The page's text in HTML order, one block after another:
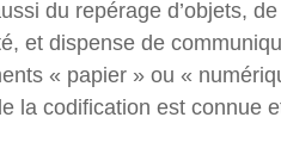
du repérage d’objets,
et dispense de
« papier » ou «
la codification est connue